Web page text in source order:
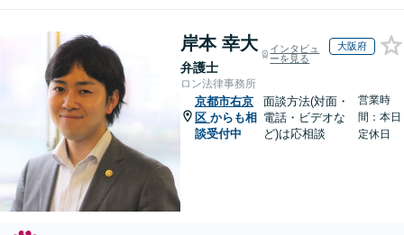
岸本 幸大
弁護士
インタビュ
ーを見る
大阪府
ロン法律事務所
京都市右京
区 からも相
談受付中
面談方法(対面・
電話・ビデオな
ど)は応相談
営業時
間：本日
定休日